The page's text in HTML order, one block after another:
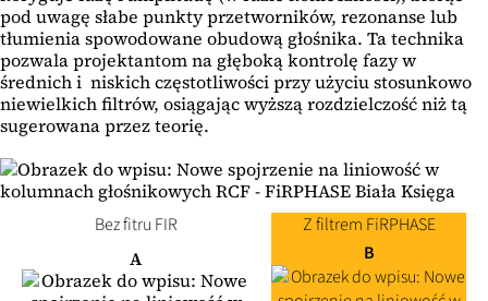
pod uwagę słabe punkty przetworników, rezonanse lub
tłumienia spowodowane obudową głośnika. Ta technika
pozwala projektantom na głęboką kontrolę fazy w
średnich i niskich częstotliwości przy użyciu stosunkowo
niewielkich filtrów, osiągając wyższą rozdzielczość niż tą
sugerowana przez teorię.
Bez fitru FIR
Z filtrem FiRPHASE
A
B